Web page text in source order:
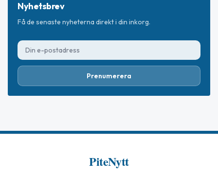
Nyhetsbrev
Få de senaste nyheterna direkt i din inkorg.
Prenumerera
PiteNytt